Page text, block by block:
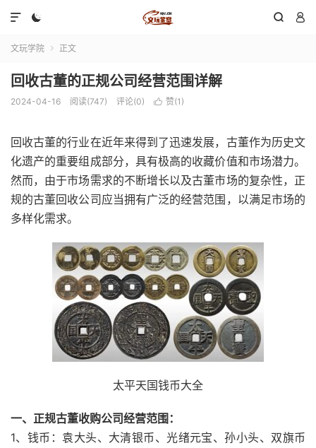
  

文玩学院  正文
回收古董的正规公司经营范围详解
2024-04-16 阅读(747) 评论(0)  赞(1 )
回收古董的行业在近年来得到了迅速发展，古董作为历史文
化遗产的重要组成部分，具有极高的收藏价值和市场潜力。
然而，由于市场需求的不断增长以及古董市场的复杂性，正
规的古董回收公司应当拥有广泛的经营范围，以满足市场的
多样化需求。
太平天国钱币大全
一、正规古董收购公司经营范围：
1、钱币：袁大头、大清银币、光绪元宝、孙小头、双旗币